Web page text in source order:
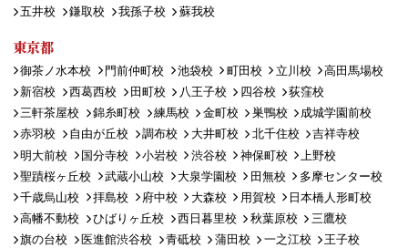
五井校
鎌取校 我孫子校 蘇我校
東京都
御茶ノ水本校 門前仲町校 池袋校 町田校 立川校
高田馬場校
新宿校
西葛西校 田町校 八王子校 四谷校
荻窪校
三軒茶屋校
錦糸町校 練馬校 金町校 巣鴨校
成城学園前校
赤羽校
自由が丘校 調布校 大井町校 北千住校
吉祥寺校
明大前校
国分寺校 小岩校 渋谷校 神保町校
上野校
聖蹟桜ヶ丘校
武蔵小山校 大泉学園校 田無校
多摩センター校
千歳烏山校
拝島校 府中校 大森校 用賀校
日本橋人形町校
高幡不動校
ひばりヶ丘校 西日暮里校 秋葉原校
三鷹校
旗の台校
医進館渋谷校 青砥校 蒲田校 一之江校
王子校